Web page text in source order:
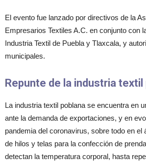
El evento fue lanzado por directivos de la
Empresarios Textiles A.C. en conjunto con
Industria Textil de Puebla y Tlaxcala, y
municipales.
Repunte de la industria textil
La industria textil poblana se encuentra en
ante la demanda de exportaciones, y en
pandemia del coronavirus, sobre todo en el
de hilos y telas para la confección de
detectan la temperatura corporal, hasta